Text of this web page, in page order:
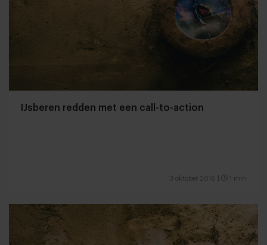
IJsberen redden met een call-to-action
3 oktober 2016 1 min